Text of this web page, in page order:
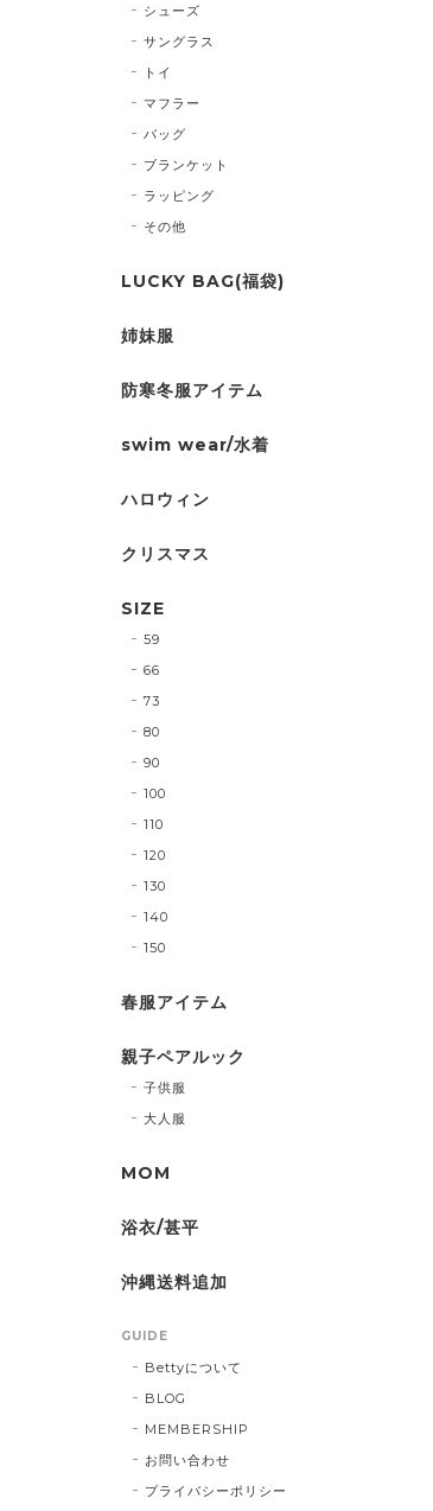
シューズ
サングラス
トイ
マフラー
バッグ
ブランケット
ラッピング
その他
LUCKY BAG(福袋)
姉妹服
防寒冬服アイテム
swim wear/水着
ハロウィン
クリスマス
SIZE
59
66
73
80
90
100
110
120
130
140
150
春服アイテム
親子ペアルック
子供服
大人服
MOM
浴衣/甚平
沖縄送料追加
GUIDE
Bettyについて
BLOG
MEMBERSHIP
お問い合わせ
プライバシーポリシー